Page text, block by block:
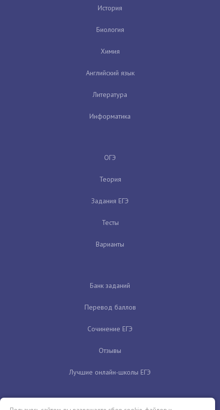
История
Биология
Химия
Английский язык
Литература
Информатика
ОГЭ
Теория
Задания ЕГЭ
Тесты
Варианты
Банк заданий
Перевод баллов
Сочинение ЕГЭ
Отзывы
Лучшие онлайн-школы ЕГЭ